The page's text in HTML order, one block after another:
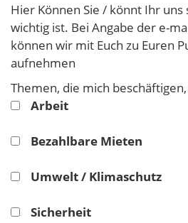
Hier Können Sie / könnt Ihr uns
wichtig ist. Bei Angabe der e-
können wir mit Euch zu Euren
aufnehmen
Themen, die mich
Arbeit
Bezahlbare Mieten
Umwelt / Klimaschutz
Sicherheit